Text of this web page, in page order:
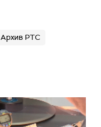
Архив РТС